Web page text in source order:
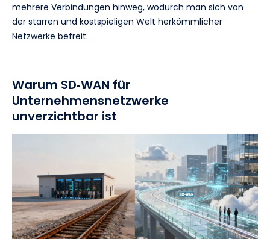
mehrere Verbindungen hinweg, wodurch man sich von
der starren und kostspieligen Welt herkömmlicher
Netzwerke befreit.
Warum SD‑WAN für
Unternehmensnetzwerke
unverzichtbar ist